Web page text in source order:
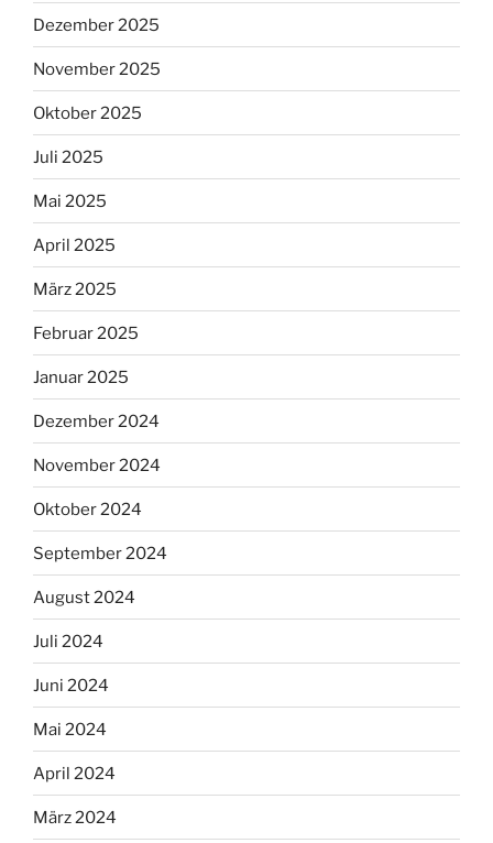
Dezember 2025
November 2025
Oktober 2025
Juli 2025
Mai 2025
April 2025
März 2025
Februar 2025
Januar 2025
Dezember 2024
November 2024
Oktober 2024
September 2024
August 2024
Juli 2024
Juni 2024
Mai 2024
April 2024
März 2024